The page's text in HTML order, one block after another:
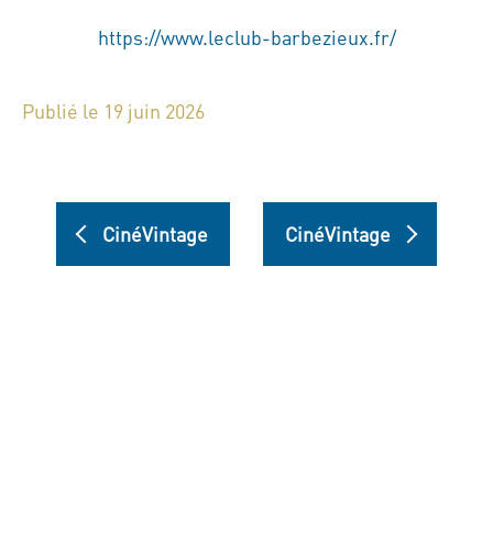
https://www.leclub-barbezieux.fr/
Publié le 19 juin 2026
CinéVintage CinéVintage